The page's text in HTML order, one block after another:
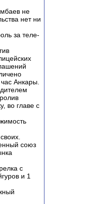
не
нет ни
за теле-
Анкары.
во главе с
союз
с
и 1